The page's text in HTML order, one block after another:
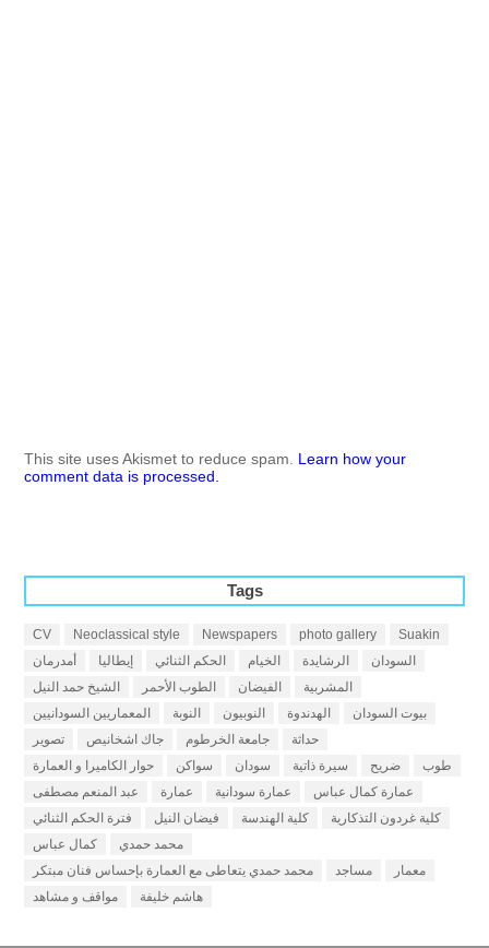
This site uses Akismet to reduce spam. Learn how your
comment data is processed.
Tags
CV Neoclassical style Newspapers photo gallery
Suakin
أمدرمان
إيطاليا الحكم الثنائي الخيام الرشايدة
السودان
الشيخ حمد النيل
الطوب الأحمر الفيضان
المشربية
المعماريين السودانيين
النوبة النوبيون الهدندوة
بيوت السودان
تصوير
جاك اشخانيص جامعة الخرطوم
حداثة
حوار الكاميرا و العمارة
سواكن سودان سيرة ذاتية ضريح
طوب
عبد المنعم مصطفى
عمارة عمارة سودانية
عمارة كمال عباس
فترة الحكم الثنائي
فيضان النيل كلية الهندسة
كلية غردون التذكارية
كمال عباس
محمد حمدي
محمد حمدي يتعاطى مع العمارة بإحساس فنان مبتكر
مساجد
معمار
مواقف و مشاهد
هاشم خليفة